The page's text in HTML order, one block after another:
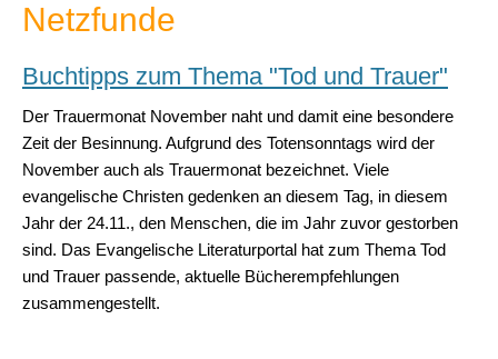
Netzfunde
Buchtipps zum Thema "Tod und Trauer"
Der Trauermonat November naht und damit eine besondere
Zeit der Besinnung. Aufgrund des Totensonntags wird der
November auch als Trauermonat bezeichnet. Viele
evangelische Christen gedenken an diesem Tag, in diesem
Jahr der 24.11., den Menschen, die im Jahr zuvor gestorben
sind. Das Evangelische Literaturportal hat zum Thema Tod
und Trauer passende, aktuelle Bücherempfehlungen
zusammengestellt.